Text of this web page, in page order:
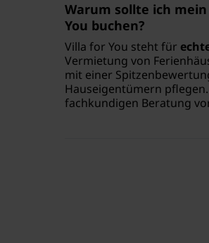
Warum sollte ich
You buchen?
Villa for You steht für
Vermietung von
mit einer
Hauseigentümern
fachkundigen Beratung